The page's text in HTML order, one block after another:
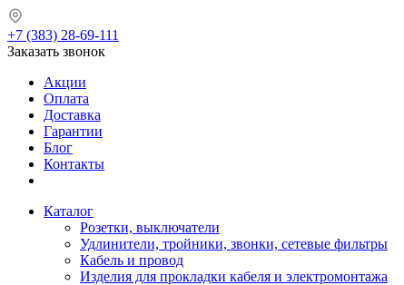
+7 (383) 28-69-111
Заказать звонок
Акции
Оплата
Доставка
Гарантии
Блог
Контакты
Каталог
Розетки, выключатели
Удлинители, тройники, звонки, сетевые фильтры
Кабель и провод
Изделия для прокладки кабеля и электромонтажа